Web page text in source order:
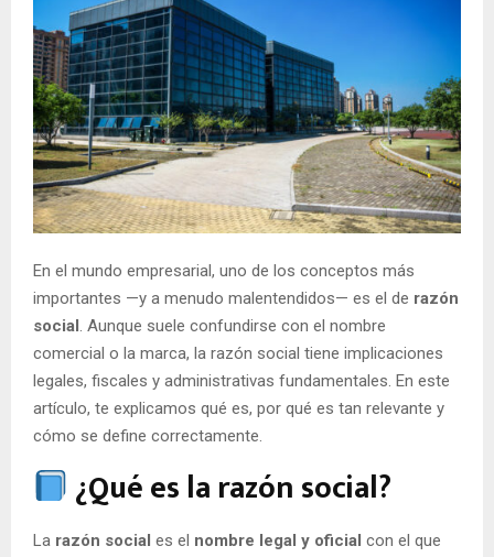
En el mundo empresarial, uno de los conceptos más
importantes —y a menudo malentendidos— es el de razón
social. Aunque suele confundirse con el nombre
comercial o la marca, la razón social tiene implicaciones
legales, fiscales y administrativas fundamentales. En este
artículo, te explicamos qué es, por qué es tan relevante y
cómo se define correctamente.
¿Qué es la razón social?
La razón social es el nombre legal y oficial con el que